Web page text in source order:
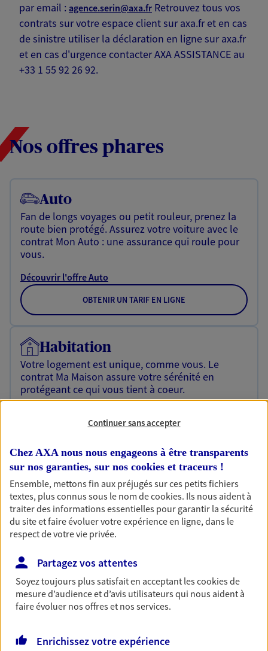
par email : agence.serin@axa.fr Retrouvez tous vos
contrats sur votre espace client sur axa.fr et en cas
de sinistre utiliser la déclaration en ligne sur axa.fr
et en cas d'urgence contacter AXA ASSISTANCE au
+33 1 55 92 26 92.
Nos offres phares
Auto
Fan de longs voyages ou petit rouleur, prenez la
route bien protégé. Assurez votre voiture avec le
contrat Mon Auto : une assurance qui roule pour
vous.
Découvrir l'offre Auto
OBTENIR UN TARIF EN LIGNE
Habitation
Votre logement est unique, comme vous. Le
contrat Ma Maison assure votre sérénité en
protégeant ce qui vous tient à coeur.
Garantie Accidents de la Vie
Bricoleuse, féru de jardinage, pâtissier en herbe
ou grande lectrice… personne n'est à l'abri d'un
accident du quotidien. Avec Ma Protection
Accident, protégez votre qualité de vie et vos
Découvrir l'offre Garantie Accidents de la Vie
OBTENIR UN TARIF EN LIGNE
Multirisque Entreprise
Continuer sans accepter
Chez AXA nous nous engageons à être transparents
sur nos garanties, sur nos cookies et traceurs !
Ensemble, mettons fin aux préjugés sur ces petits fichiers
textes, plus connus sous le nom decookies. Ils nous aident à
traiter des informations essentielles pour garantir la sécurité
du site et faire évoluer votre expérience en ligne, dans le
respect de votre vie privée.
Partagez vos attentes
Soyez toujours plus satisfait en acceptant lescookiesde
mesure d’audience et d’avis utilisateurs qui nous aident à
faire évoluer nos offres et nos services.
Enrichissez votre expérience